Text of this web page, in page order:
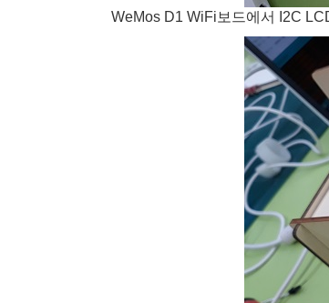
WeMos D1 WiFi보드에서 I2C